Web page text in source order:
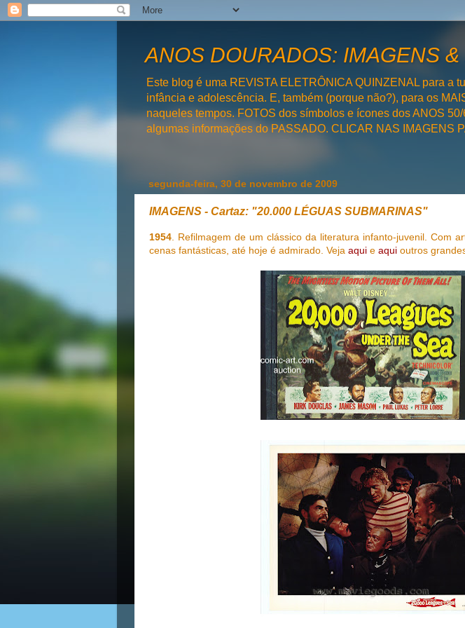
ANOS DOURADOS: IMAGENS &
Este blog é uma REVISTA ELETRÔNICA QUINZENAL para a
infância e adolescência. E, também (porque não?), para os
naqueles tempos. FOTOS dos símbolos e ícones dos ANOS
algumas informações do PASSADO. CLICAR NAS IMAGENS
segunda-feira, 30 de novembro de 2009
IMAGENS - Cartaz: "20.000 LÉGUAS SUBMARINAS"
1954. Refilmagem de um clássico da literatura infanto-juvenil. Com
cenas fantásticas, até hoje é admirado. Veja aqui e aqui outros